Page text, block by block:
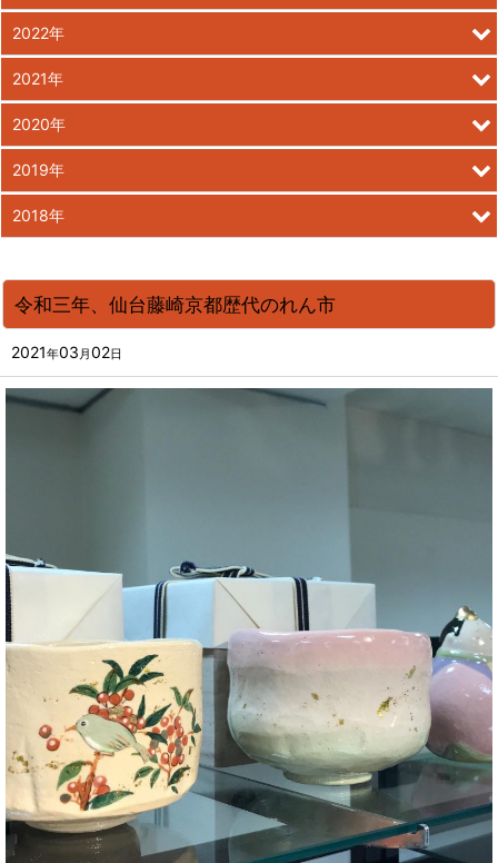
令和三年、仙台藤崎京都歴代のれん市
2021年03 月02日
2022年
2021年
2020年
2019年
2018年